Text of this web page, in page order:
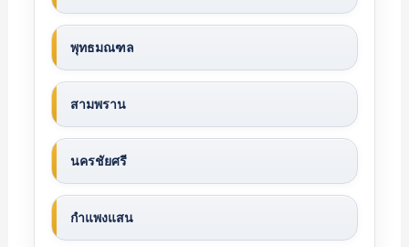
พุทธมณฑล
สามพราน
นครชัยศรี
กำแพงแสน